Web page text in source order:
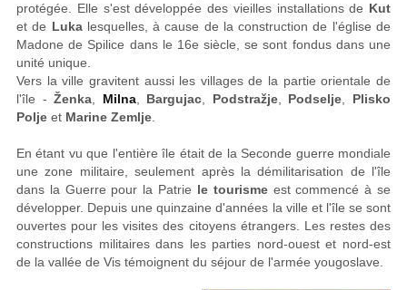
protégée. Elle s'est développée des vieilles installations de Kut
et de Luka lesquelles, à cause de la construction de l'église de
Madone de Spilice dans le 16e siècle, se sont fondus dans une
unité unique.
Vers la ville gravitent aussi les villages de la partie orientale de
l'île -Ženka Milna, Bargujac Podstražje, Podselje
Plisko
Polje et Marine Zemlje
En étant vu que l'entière île était de la Seconde guerre mondiale
une zone militaire, seulement après la démilitarisation de l'île
dans la Guerre pour la Patrie le tourismeest commencé à se
développer. Depuis une quinzaine d'années la ville et l'île se sont
ouvertes pour les visites des citoyens étrangers. Les restes des
constructions militaires dans les parties nord-ouest et nord-est
de la vallée de Vis témoignent du séjour de l'armée yougoslave.